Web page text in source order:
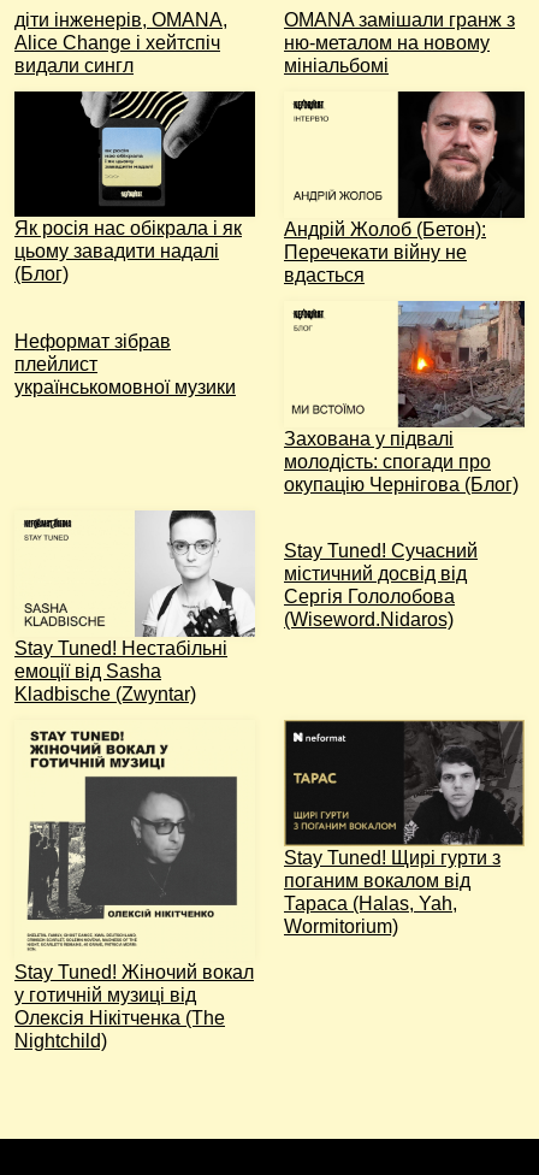
діти інженерів, OMANA,
Alice Change і хейтспіч
видали сингл
OMANA замішали гранж з
ню-металом на новому
мініальбомі
Як росія нас обікрала і як
цьому завадити надалі
(Блог)
Андрій Жолоб (Бетон):
Перечекати війну не
вдасться
Неформат зібрав
плейлист
українськомовної музики
Захована у підвалі
молодість: спогади про
окупацію Чернігова (Блог)
Stay Tuned! Нестабільні
емоції від Sasha
Kladbische (Zwyntar)
Stay Tuned! Сучасний
містичний досвід від
Сергія Гололобова
(Wiseword.Nidaros)
Stay Tuned! Жіночий вокал
y готичній музиці від
Олексія Нікітченка (The
Nightchild)
Stay Tuned! Щирі гурти з
поганим вокалом від
Тараса (Halas, Yah,
Wormitorium)